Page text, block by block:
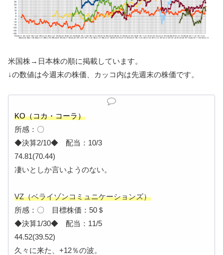
米国株→日本株の順に掲載しています。
↓の数値は今週末の株価、カッコ内は先週末の株価です。
KO（コカ・コーラ）
所感：〇
◆決算2/10◆ 配当：10/3
74.81(70.44)
凄いとしか言いようのない。
VZ（ベライゾンコミュニケーションズ）
所感：〇 目標株価：50＄
◆決算1/30◆ 配当：11/5
44.52(39.52)
久々に来た、+12％の波。